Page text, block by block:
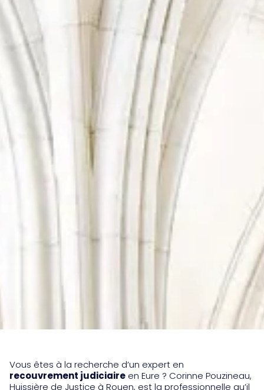
Vous êtes à la recherche d’un expert en
recouvrement judiciaire en Eure ? Corinne Pouzineau,
Huissière de Justice à Rouen, est la professionnelle qu’il